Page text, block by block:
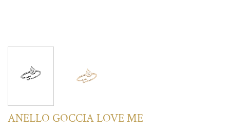
ANELLO GOCCIA LOVE ME